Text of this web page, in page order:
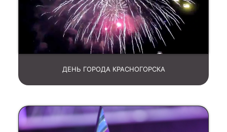
ДЕНЬ ГОРОДА КРАСНОГОРСКА